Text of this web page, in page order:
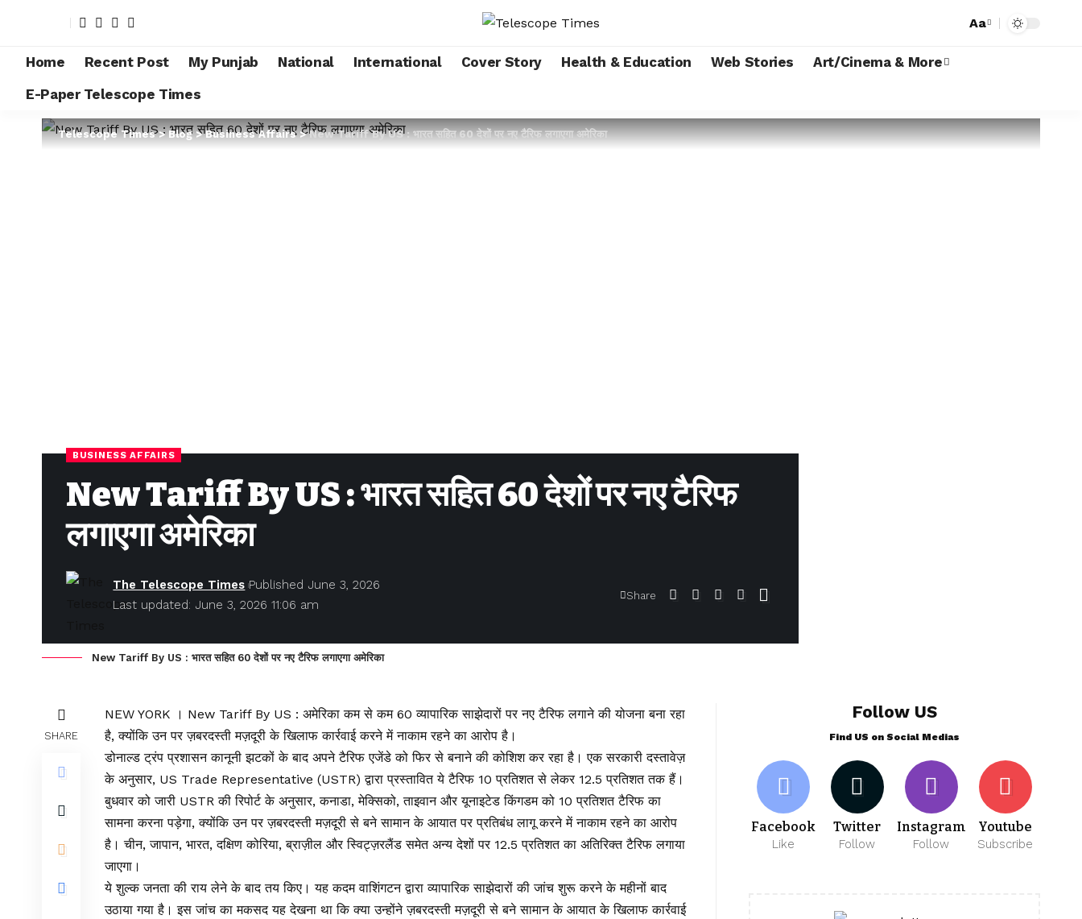
Aa
Home Recent Post My Punjab National International Cover Story Health & Education Web Stories
Art/Cinema & More
E-Paper Telescope Times
Telescope Times>Blog>Business Affairs>New Tariff By US : भारत सहित 60 देशों पर नए टैरिफ लगाएगा अमेरिका
BUSINESS AFFAIRS
New Tariff By US : भारत सहित 60 देशों पर नए टैरिफ
लगाएगा अमेरिका
Last updated: June 3, 2026 11:06 am
The Telescope Times Published June 3, 2026
Share
New Tariff By US : भारत सहित 60 देशों पर नए टैरिफ लगाएगा अमेरिका
SHARE
NEW YORK । New Tariff By US : अमेरिका कम से कम 60 व्यापारिक साझेदारों पर नए टैरिफ लगाने की योजना बना रहा
है, क्योंकि उन पर ज़बरदस्ती मज़दूरी के खिलाफ कार्रवाई करने में नाकाम रहने का आरोप है।
डोनाल्ड ट्रंप प्रशासन कानूनी झटकों के बाद अपने टैरिफ एजेंडे को फिर से बनाने की कोशिश कर रहा है। एक सरकारी दस्तावेज़
के अनुसार, US Trade Representative (USTR) द्वारा प्रस्तावित ये टैरिफ 10 प्रतिशत से लेकर 12.5 प्रतिशत तक हैं।
बुधवार को जारी USTR की रिपोर्ट के अनुसार, कनाडा, मेक्सिको, ताइवान और यूनाइटेड किंगडम को 10 प्रतिशत टैरिफ का
सामना करना पड़ेगा, क्योंकि उन पर ज़बरदस्ती मज़दूरी से बने सामान के आयात पर प्रतिबंध लागू करने में नाकाम रहने का आरोप
है। चीन, जापान, भारत, दक्षिण कोरिया, ब्राज़ील और स्विट्ज़रलैंड समेत अन्य देशों पर 12.5 प्रतिशत का अतिरिक्त टैरिफ लगाया
जाएगा।
ये शुल्क जनता की राय लेने के बाद तय किए। यह कदम वाशिंगटन द्वारा व्यापारिक साझेदारों की जांच शुरू करने के महीनों बाद
उठाया गया है। इस जांच का मकसद यह देखना था कि क्या उन्होंने ज़बरदस्ती मज़दूरी से बने सामान के आयात के खिलाफ कार्रवाई
Follow US
Find US on Social Medias
Facebook
Like
Twitter
Follow
Instagram
Follow
Youtube
Subscribe